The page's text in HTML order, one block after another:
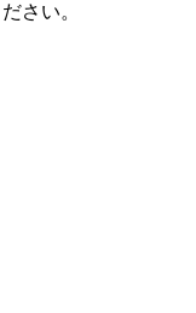
さい。